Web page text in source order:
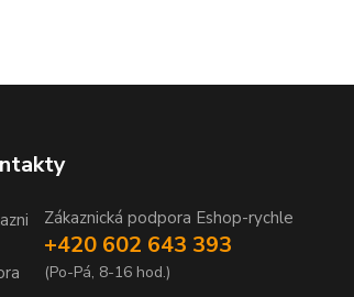
Zákaznická podpora Eshop-rychle
+420 602 643 393
(Po-Pá, 8-16 hod.)